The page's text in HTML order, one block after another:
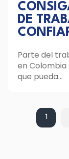
DE
Parte del
en
que pueda...
1